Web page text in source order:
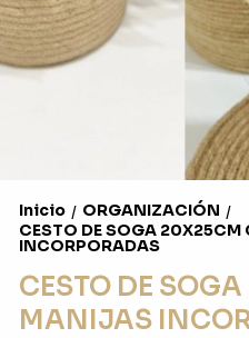
Inicio / ORGANIZACIÓN /
CESTO DE SOGA
INCORPORADAS
CESTO DE
MANIJAS